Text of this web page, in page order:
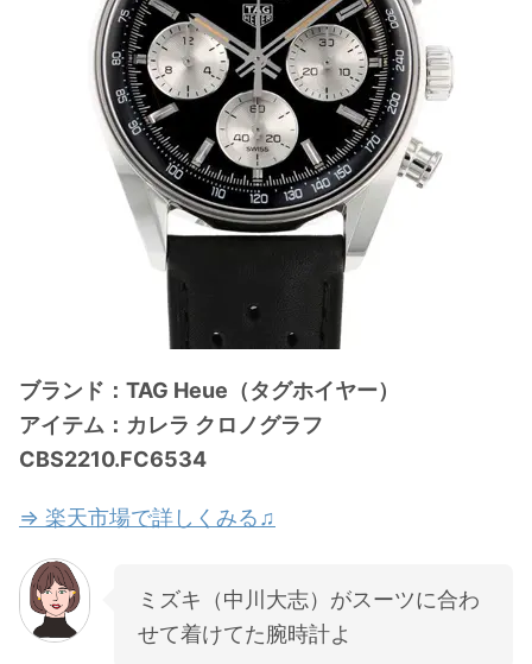
ブランド：TAG Heue（タグホイヤー）
アイテム：カレラ クロノグラフ
CBS2210.FC6534
⇒ 楽天市場で詳しくみる♫
ミズキ（中川大志）がスーツに合わ
せて着けてた腕時計よ